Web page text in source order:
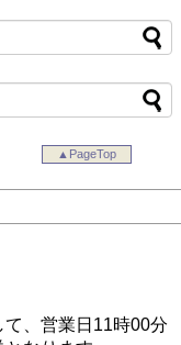
▲PageTop
、営業日11時00分